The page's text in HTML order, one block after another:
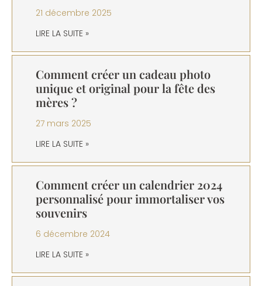
21 décembre 2025
LIRE LA SUITE »
Comment créer un cadeau photo
unique et original pour la fête des
mères ?
27 mars 2025
LIRE LA SUITE »
Comment créer un calendrier 2024
personnalisé pour immortaliser vos
souvenirs
6 décembre 2024
LIRE LA SUITE »